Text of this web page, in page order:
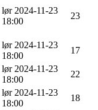
lør 2024-11-23
18:00
23
lør 2024-11-23
18:00
17
lør 2024-11-23
18:00
22
lør 2024-11-23
18:00
18